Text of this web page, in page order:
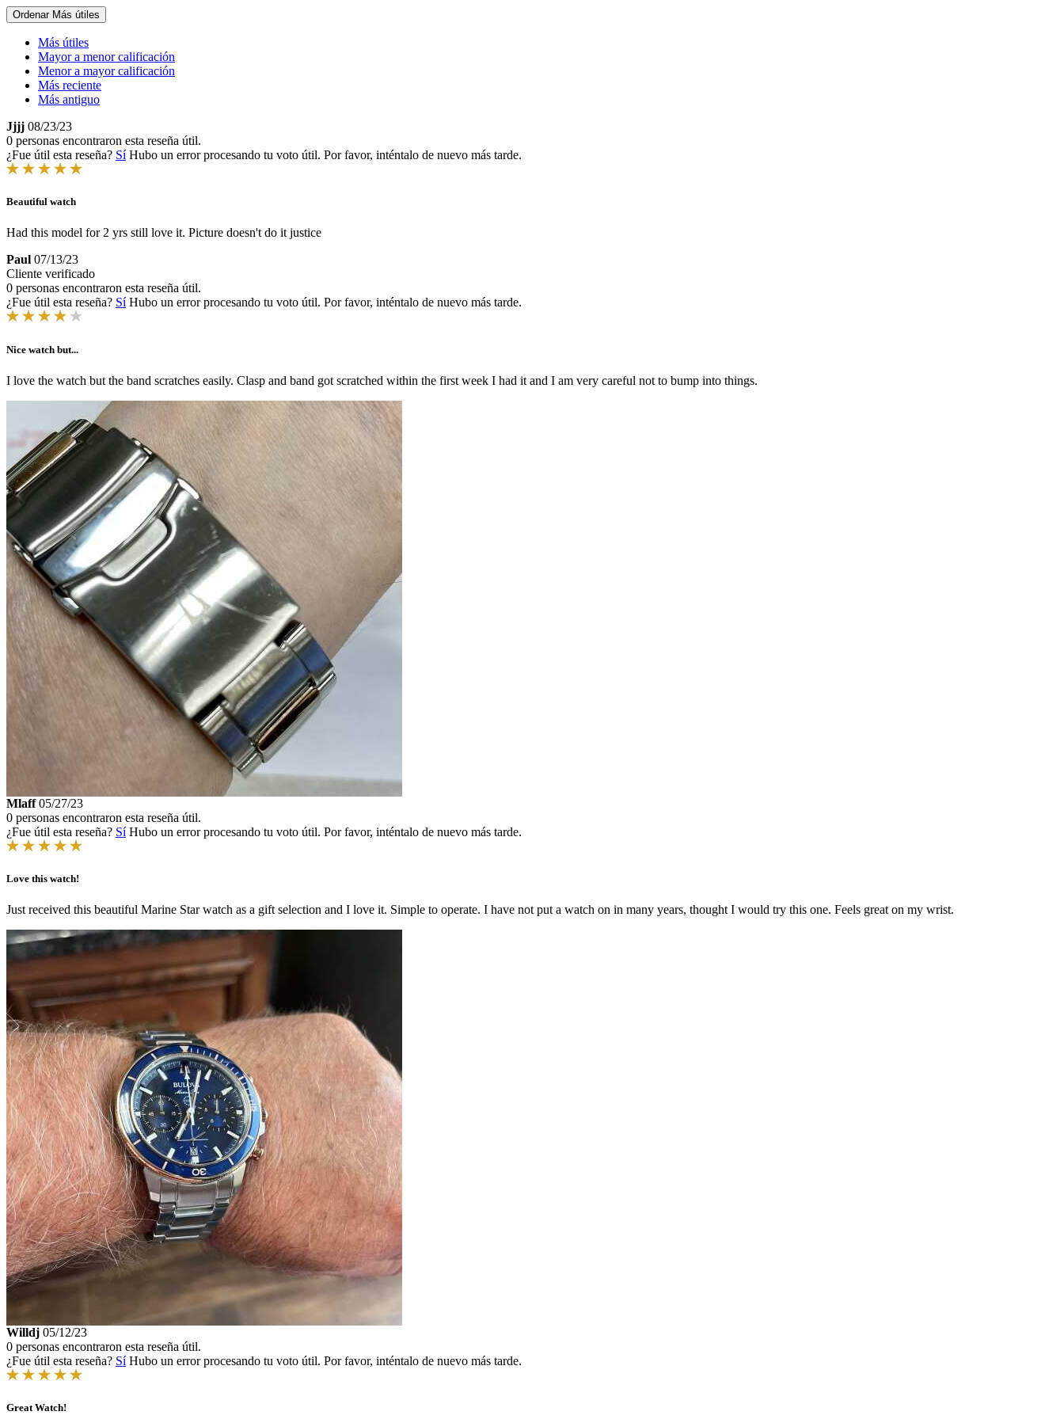
Ordenar Más útiles
Más útiles
Mayor a menor calificación
Menor a mayor calificación
Más reciente
Más antiguo
Jjjj 08/23/23
0 personas encontraron esta reseña útil.
¿Fue útil esta reseña? Sí Hubo un error procesando tu voto útil. Por favor, inténtalo de nuevo más tarde.
Beautiful watch
Had this model for 2 yrs still love it. Picture doesn't do it justice
Paul 07/13/23
Cliente verificado
0 personas encontraron esta reseña útil.
¿Fue útil esta reseña? Sí Hubo un error procesando tu voto útil. Por favor, inténtalo de nuevo más tarde.
Nice watch but...
I love the watch but the band scratches easily. Clasp and band got scratched within the first week I had it and I am very careful not to bump into things.
Mlaff 05/27/23
0 personas encontraron esta reseña útil.
¿Fue útil esta reseña? Sí Hubo un error procesando tu voto útil. Por favor, inténtalo de nuevo más tarde.
Love this watch!
Just received this beautiful Marine Star watch as a gift selection and I love it. Simple to operate. I have not put a watch on in many years, thought I would try this one. Feels great on my wrist.
Willdj 05/12/23
0 personas encontraron esta reseña útil.
¿Fue útil esta reseña? Sí Hubo un error procesando tu voto útil. Por favor, inténtalo de nuevo más tarde.
Great Watch!